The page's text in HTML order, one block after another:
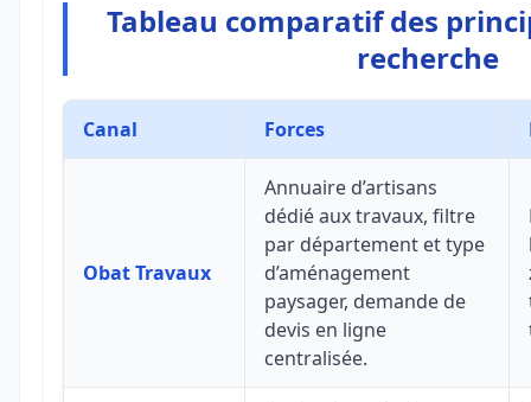
Tableau comparatif des
recherche
Canal Forces
Obat Travaux
Annuaire d’artisans
dédié aux travaux, filtre
par département et type
d’aménagement
paysager, demande de
devis en ligne
centralisée.